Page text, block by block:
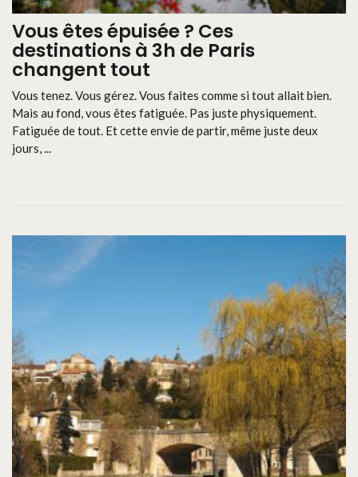
Vous êtes épuisée ? Ces
destinations à 3h de Paris
changent tout
Vous tenez. Vous gérez. Vous faites comme si tout allait bien.
Mais au fond, vous êtes fatiguée. Pas juste physiquement.
Fatiguée de tout. Et cette envie de partir, même juste deux
jours, ...